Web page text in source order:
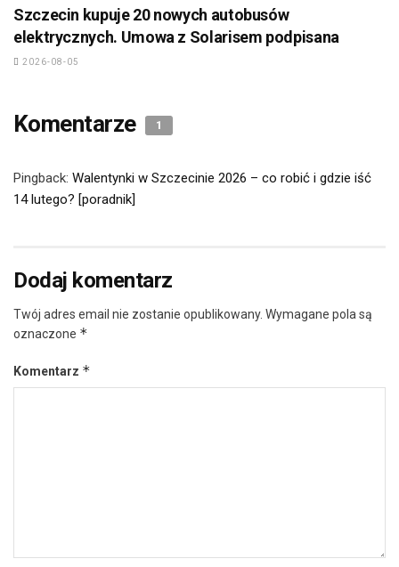
Szczecin kupuje 20 nowych autobusów
elektrycznych. Umowa z Solarisem podpisana
2026-08-05
Komentarze 1
Pingback: Walentynki w Szczecinie 2026 – co robić i gdzie iść
14 lutego? [poradnik]
Dodaj komentarz
Twój adres email nie zostanie opublikowany. Wymagane pola są
oznaczone *
Komentarz *